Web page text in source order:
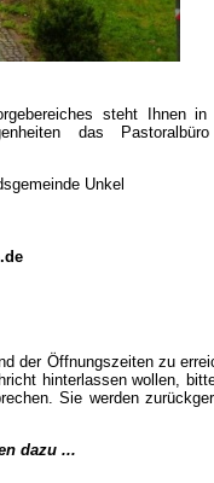
steht Ihnen in
das
Unkel
Unkel
der Öffnungszeiten zu
hinterlassen wollen,
Sie werden
dazu ...